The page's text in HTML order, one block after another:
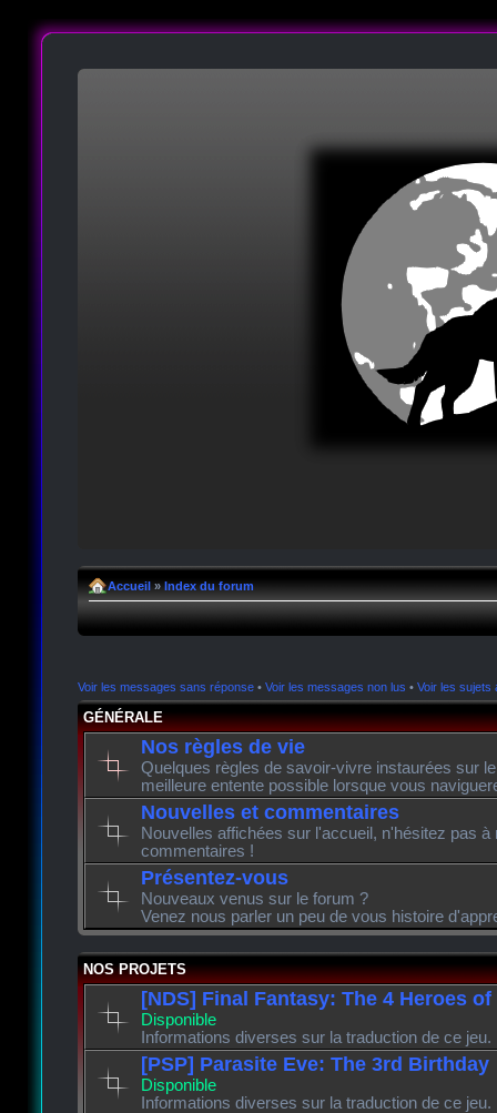
Accueil » Index du forum
Voir les messages sans réponse • Voir les messages non lus • Voir les sujets
GÉNÉRALE
Nos règles de vie
Quelques règles de savoir-vivre instaurées sur
meilleure entente possible lorsque vous
Nouvelles et commentaires
Nouvelles affichées sur l'accueil, n'hésitez pas à
commentaires !
Présentez-vous
Nouveaux venus sur le forum ?
Venez nous parler un peu de vous histoire
NOS PROJETS
[NDS] Final Fantasy: The 4 Heroes
Disponible
Informations diverses sur la traduction de ce jeu.
[PSP] Parasite Eve: The 3rd Birthday
Disponible
Informations diverses sur la traduction de ce jeu.